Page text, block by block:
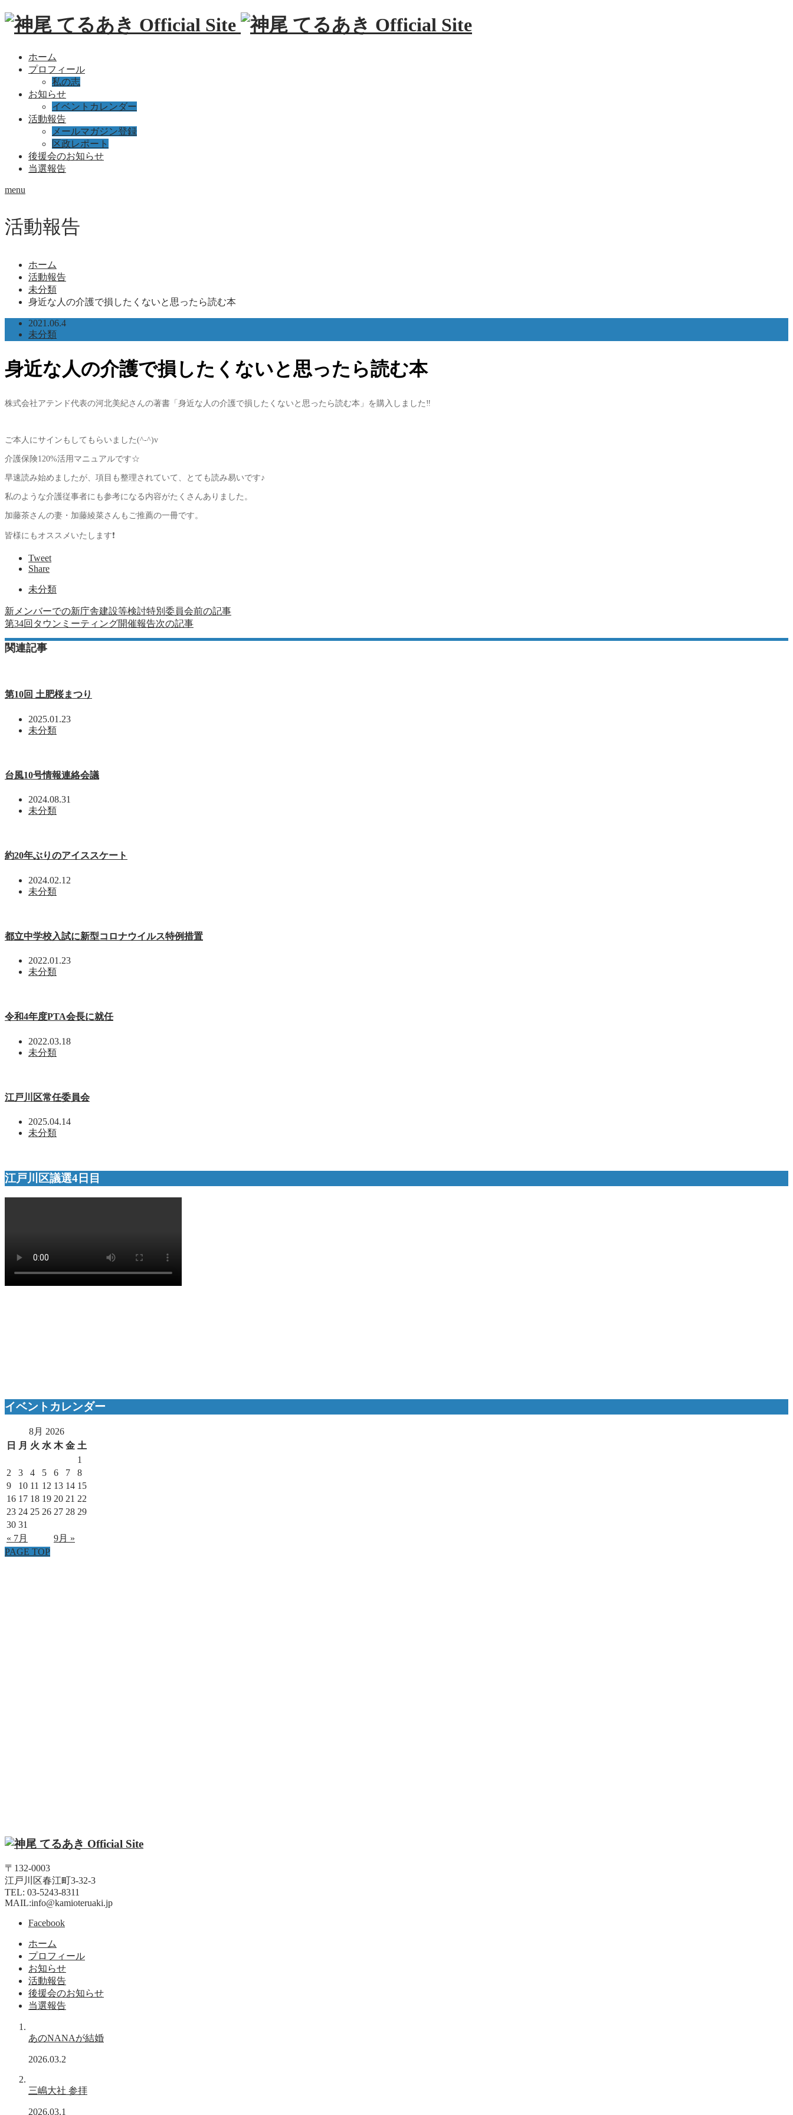
ホーム
プロフィール
私の志
お知らせ
イベントカレンダー
活動報告
メールマガジン登録
区政レポート
後援会のお知らせ
当選報告
menu
活動報告
ホーム
活動報告
未分類
身近な人の介護で損したくないと思ったら読む本
2021.06.4
未分類
身近な人の介護で損したくないと思ったら読む本
株式会社アテンド代表の河北美紀さんの著書「身近な人の介護で損したくないと思ったら読む本」を購入しました‼️
ご本人にサインもしてもらいました(^-^)v
介護保険120%活用マニュアルです☆
早速読み始めましたが、項目も整理されていて、とても読み易いです♪
私のような介護従事者にも参考になる内容がたくさんありました。
加藤茶さんの妻・加藤綾菜さんもご推薦の一冊です。
皆様にもオススメいたします❗
Tweet
Share
未分類
新メンバーでの新庁舎建設等検討特別委員会前の記事
第34回タウンミーティング開催報告次の記事
関連記事
第10回 土肥桜まつり
2025.01.23
未分類
台風10号情報連絡会議
2024.08.31
未分類
約20年ぶりのアイススケート
2024.02.12
未分類
都立中学校入試に新型コロナウイルス特例措置
2022.01.23
未分類
令和4年度PTA会長に就任
2022.03.18
未分類
江戸川区常任委員会
2025.04.14
未分類
江戸川区議選4日目
イベントカレンダー
8月 2026
日
月 火 水 木 金 土
1
2
3 4 5 6 7
8
9
10 11 12 13 14 15
16 17 18 19 20 21 22
23 24 25 26 27 28 29
30 31
« 7月
9月 »
PAGE TOP
〒132-0003
江戸川区春江町3-32-3
TEL: 03-5243-8311
MAIL:info@kamioteruaki.jp
Facebook
ホーム
プロフィール
お知らせ
活動報告
後援会のお知らせ
当選報告
あのNANAが結婚
2026.03.2
三嶋大社 参拝
2026.03.1